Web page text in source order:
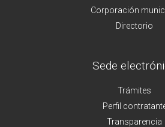
Corporación
Directorio
Sede
Trámites
Perfil
Transparencia